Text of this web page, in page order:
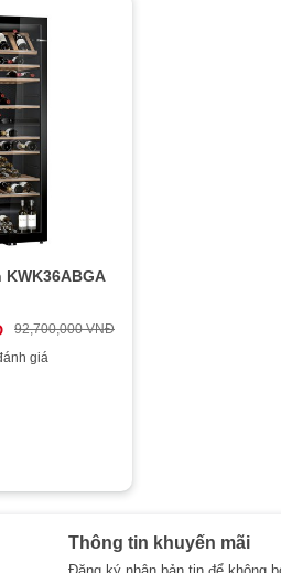
92,700,000 VNĐ
giá
Thông tin khuyến mãi